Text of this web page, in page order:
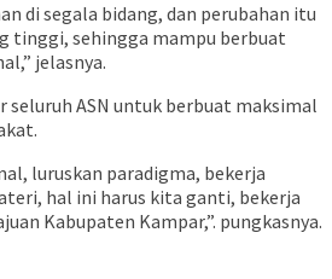
di segala bidang, dan perubahan itu
tinggi, sehingga mampu berbuat
jelasnya.
seluruh ASN untuk berbuat maksimal
luruskan paradigma, bekerja
hal ini harus kita ganti, bekerja
Kabupaten Kampar,”. pungkasnya.